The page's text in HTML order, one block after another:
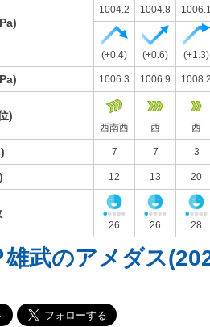
1004.2 1004.8
(+0.4) (+0.6) (+1.3)
1006.3 1006.9
)
西南西 西 西
7 7 3
12 13 20
26 26 28
雄武のアメダス